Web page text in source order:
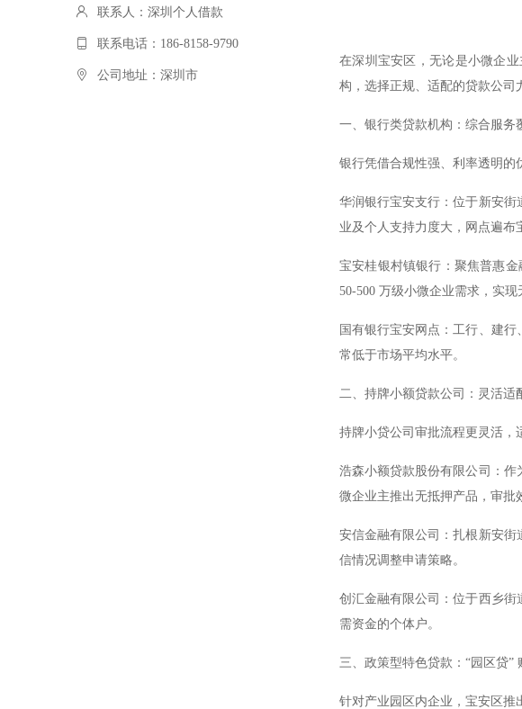
联系人：深圳个人借款
联系电话：186-8158-9790
公司地址：深圳市
在深圳宝安区，无论是小微企
构，选择正规、适配的贷款公司
一、银行类贷款机构：综合服务
银行凭借合规性强、利率透明的
华润银行宝安支行：位于新安
业及个人支持力度大，网点遍布
宝安桂银村镇银行：聚焦普惠
50-500 万级小微企业需求，实
国有银行宝安网点：工行、建
常低于市场平均水平。
二、持牌小额贷款公司：灵活适
持牌小贷公司审批流程更灵活，
浩森小额贷款股份有限公司：
微企业主推出无抵押产品，审批
安信金融有限公司：扎根新安
信情况调整申请策略。
创汇金融有限公司：位于西乡
需资金的个体户。
三、政策型特色贷款：“园区贷”
针对产业园区内企业，宝安区推